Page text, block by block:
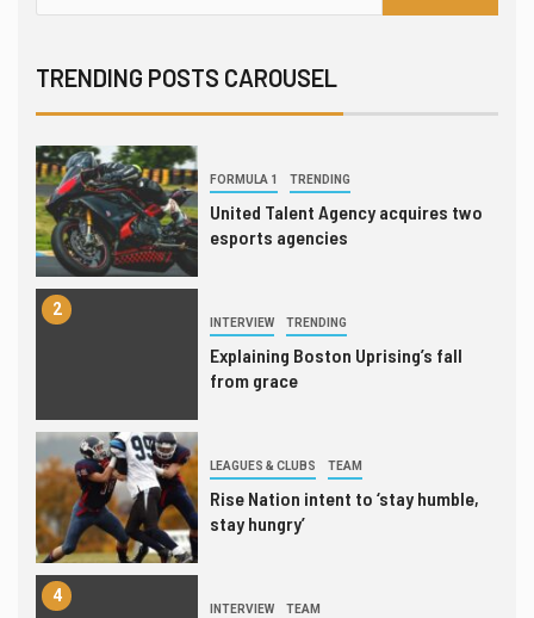
TRENDING POSTS CAROUSELLondon Spitfire punches ticket to
Overwatch League finals
1
FORMULA 1 TRENDING
United Talent Agency acquires two
esports agencies
2
INTERVIEW TRENDING
Explaining Boston Uprising’s fall
from grace
3
LEAGUES & CLUBS TEAM
Rise Nation intent to ‘stay humble,
stay hungry’
4
INTERVIEW TEAM